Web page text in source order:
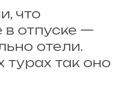
что
отпуске —
отели.
турах так оно